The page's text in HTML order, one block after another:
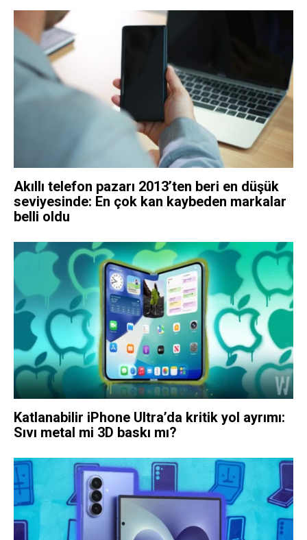
Akıllı telefon pazarı 2013’ten beri en düşük
seviyesinde: En çok kan kaybeden markalar
belli oldu
Katlanabilir iPhone Ultra’da kritik yol ayrımı:
Sıvı metal mi 3D baskı mı?